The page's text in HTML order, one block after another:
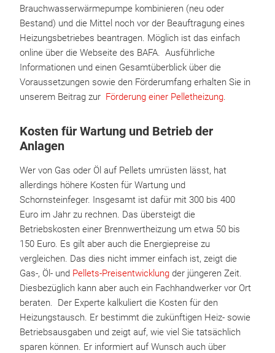
Brauchwasserwärmepumpe kombinieren (neu oder
Bestand) und die Mittel noch vor der Beauftragung eines
Heizungsbetriebes beantragen. Möglich ist das einfach
online über die Webseite des BAFA. Ausführliche
Informationen und einen Gesamtüberblick über die
Voraussetzungen sowie den Förderumfang erhalten Sie in
unserem Beitrag zur Förderung einer Pelletheizung.
Kosten für Wartung und Betrieb der
Anlagen
Wer von Gas oder Öl auf Pellets umrüsten lässt, hat
allerdings höhere Kosten für Wartung und
Schornsteinfeger. Insgesamt ist dafür mit 300 bis 400
Euro im Jahr zu rechnen. Das übersteigt die
Betriebskosten einer Brennwertheizung um etwa 50 bis
150 Euro. Es gilt aber auch die Energiepreise zu
vergleichen. Das dies nicht immer einfach ist, zeigt die
Gas-, Öl- und Pellets-Preisentwicklung der jüngeren Zeit.
Diesbezüglich kann aber auch ein Fachhandwerker vor Ort
beraten. Der Experte kalkuliert die Kosten für den
Heizungstausch. Er bestimmt die zukünftigen Heiz- sowie
Betriebsausgaben und zeigt auf, wie viel Sie tatsächlich
sparen können. Er informiert auf Wunsch auch über